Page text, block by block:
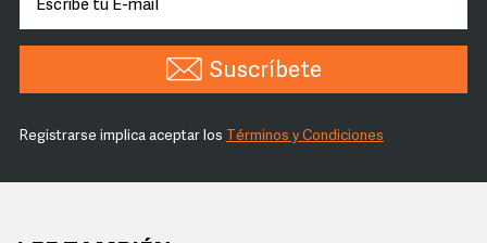
Suscríbete
Registrarse implica aceptar los Términos y Condiciones